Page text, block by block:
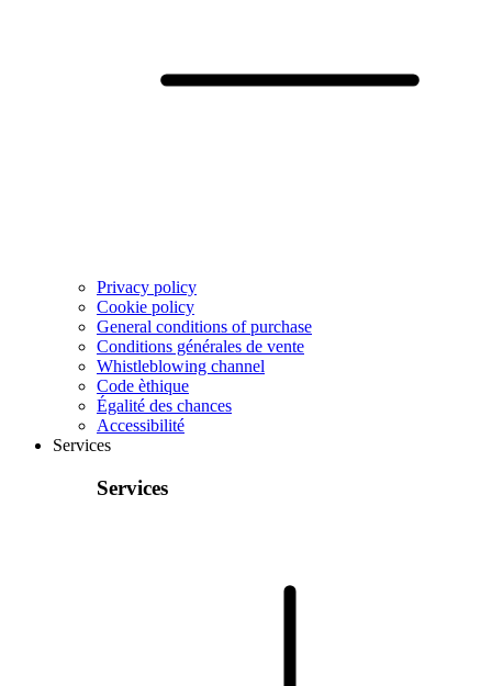
Privacy policy
Cookie policy
General conditions of purchase
Conditions générales de vente
Whistleblowing channel
Code èthique
Égalité des chances
Accessibilité
Services
Services